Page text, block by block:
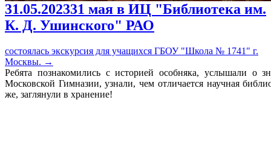
31.05.202331 мая в ИЦ "Библиотека им.
К. Д. Ушинского" РАО
состоялась экскурсия для учащихся ГБОУ "Школа № 1741" г.
Москвы. →
Ребята познакомились с историей особняка, услышали о
Московской Гимназии, узнали, чем отличается научная
же, заглянули в хранение!